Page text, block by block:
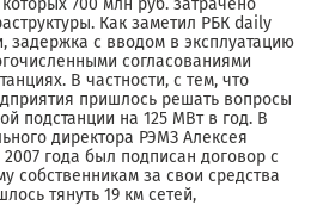
700 млн руб. затрачено
Как заметил РБК daily
задержка с вводом в эксплуатацию
согласованиями
В частности, с тем, что
пришлось решать вопросы
подстанции на 125 МВт в год. В
директора РЭМЗ Алексея
года был подписан договор с
собственникам за свои средства
тянуть 19 км сетей,